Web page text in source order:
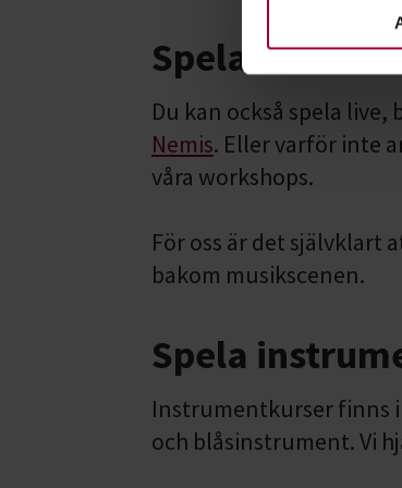
Spela live
Du kan också spela live,
Nemis. Eller varför inte
våra workshops.
För oss är det självklart
bakom musikscenen.
Spela
Instrumentkurser finns
och blåsinstrument. Vi